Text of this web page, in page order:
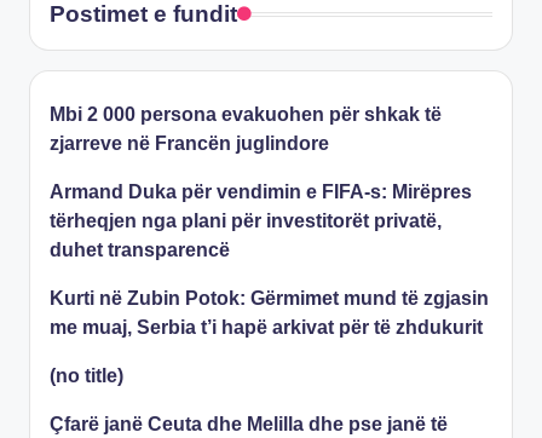
Postimet e fundit
Mbi 2 000 persona evakuohen për shkak të
zjarreve në Francën juglindore
Armand Duka për vendimin e FIFA-s: Mirëpres
tërheqjen nga plani për investitorët privatë,
duhet transparencë
Kurti në Zubin Potok: Gërmimet mund të zgjasin
me muaj, Serbia t’i hapë arkivat për të zhdukurit
(no title)
Çfarë janë Ceuta dhe Melilla dhe pse janë të